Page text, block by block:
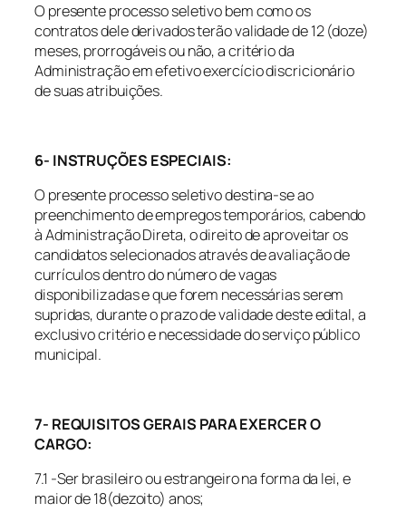
O presente processo seletivo bem como os
contratos dele derivados terão validade de 12 (doze)
meses, prorrogáveis ou não, a critério da
Administração em efetivo exercício discricionário
de suas atribuições.
6- INSTRUÇÕES ESPECIAIS:
O presente processo seletivo destina-se ao
preenchimento de empregos temporários, cabendo
à Administração Direta, o direito de aproveitar os
candidatos selecionados através de avaliação de
currículos dentro do número de vagas
disponibilizadas e que forem necessárias serem
supridas, durante o prazo de validade deste edital, a
exclusivo critério e necessidade do serviço público
municipal.
7- REQUISITOS GERAIS PARA EXERCER O
CARGO:
7.1 -Ser brasileiro ou estrangeiro na forma da lei, e
maior de 18(dezoito) anos;